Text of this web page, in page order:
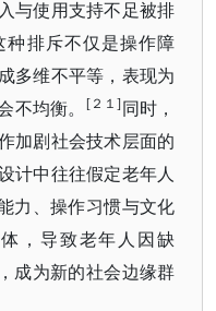
与使用支持不足被排
种排斥不仅是操作障
多维不平等，表现为
不均衡。
[２１] 同时，
加剧社会技术层面的
计中往往假定老年人
力、操作习惯与文化
，导致老年人因缺
成为新的社会边缘群